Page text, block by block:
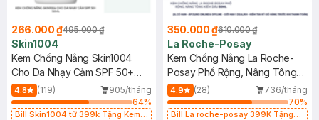
266.000 ₫495.000 ₫
Skin1004
Kem Chống Nắng Skin1004
Cho Da Nhạy Cảm SPF 50+
50ml
4.8 (119)
905/tháng
64%
Bill Skin1004 từ 399k Tặng Kem
350.000 ₫610.000 ₫
La Roche-Posay
Kem Chống Nắng La Roche-
Posay Phổ Rộng, Nâng Tông
Kiềm Dầu 50ml
4.9 (28)
736/tháng
70%
Bill La roche-posay 399K Tặng